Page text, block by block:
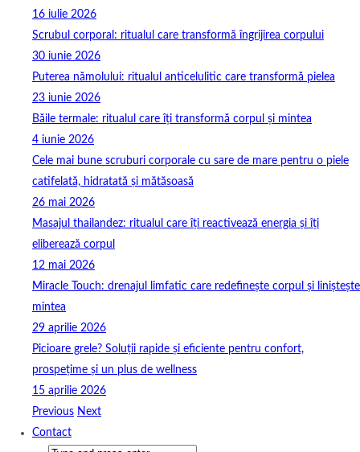
16 iulie 2026
Scrubul corporal: ritualul care transformă îngrijirea corpului
30 iunie 2026
Puterea nămolului: ritualul anticelulitic care transformă pielea
23 iunie 2026
Băile termale: ritualul care îți transformă corpul și mintea
4 iunie 2026
Cele mai bune scruburi corporale cu sare de mare pentru o piele
catifelată, hidratată și mătăsoasă
26 mai 2026
Masajul thailandez: ritualul care îți reactivează energia și îți
eliberează corpul
12 mai 2026
Miracle Touch: drenajul limfatic care redefinește corpul și liniștește
mintea
29 aprilie 2026
Picioare grele? Soluții rapide și eficiente pentru confort,
prospețime și un plus de wellness
15 aprilie 2026
Previous Next
Contact